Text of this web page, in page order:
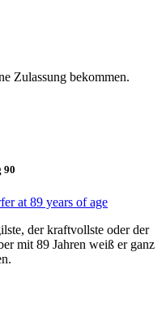
Zulassung bekommen.
90
der kraftvollste oder der
mit 89 Jahren weiß er ganz